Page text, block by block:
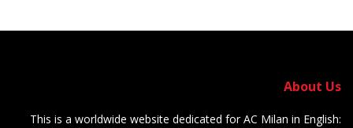
About Us
This is a worldwide website dedicated for AC Milan in English: